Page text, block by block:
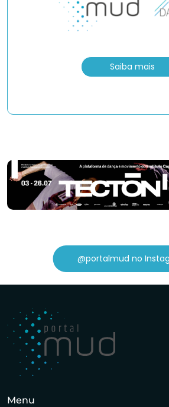
Saiba mais
@portalmud no
Menu